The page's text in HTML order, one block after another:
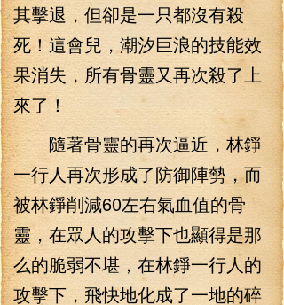
其擊退，但卻是一只都沒有殺
死！這會兒，潮汐巨浪的技能效
果消失，所有骨靈又再次殺了上
來了！
隨著骨靈的再次逼近，林錚
一行人再次形成了防御陣勢，而
被林錚削減60左右氣血值的骨
靈，在眾人的攻擊下也顯得是那
么的脆弱不堪，在林錚一行人的
攻擊下，飛快地化成了一地的碎